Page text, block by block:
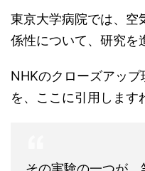
東京大学病院では、空
係性について、研究を
NHKのクローズアッ
を、ここに引用します